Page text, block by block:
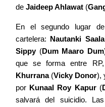
de Jaideep Ahlawat (
En el segundo lugar
cartelera: Nautanki
Sippy(Dum Maaro Dum
que se forma entre
Khurrana(Vicky Donor),
por Kunaal Roy Kapur(
salvará del suicidio.
©2026 COPYRIGHT FLOTHEMES